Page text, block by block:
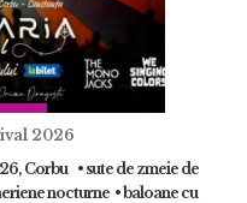
2026
Corbu • sute de zmeie de
nocturne • baloane cu